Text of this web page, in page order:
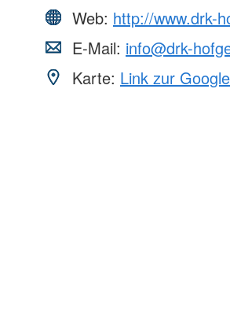
Web: http://www.drk-
E-Mail: info@drk-
Karte: Link zur